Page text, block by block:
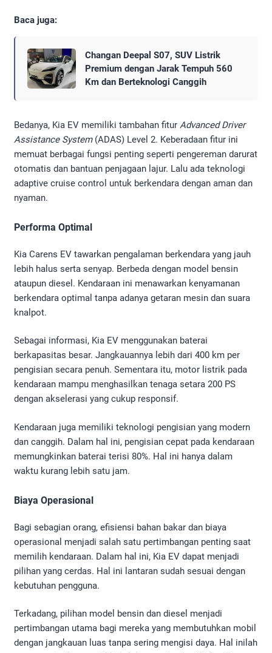
Baca juga:
Changan Deepal S07, SUV Listrik
Premium dengan Jarak Tempuh 560
Km dan Berteknologi Canggih
Bedanya, Kia EV memiliki tambahan fitur Advanced Driver
Assistance System (ADAS) Level 2. Keberadaan fitur ini
memuat berbagai fungsi penting seperti pengereman darurat
otomatis dan bantuan penjagaan lajur. Lalu ada teknologi
adaptive cruise control untuk berkendara dengan aman dan
nyaman.
Performa Optimal
Kia Carens EV tawarkan pengalaman berkendara yang jauh
lebih halus serta senyap. Berbeda dengan model bensin
ataupun diesel. Kendaraan ini menawarkan kenyamanan
berkendara optimal tanpa adanya getaran mesin dan suara
knalpot.
Sebagai informasi, Kia EV menggunakan baterai
berkapasitas besar. Jangkauannya lebih dari 400 km per
pengisian secara penuh. Sementara itu, motor listrik pada
kendaraan mampu menghasilkan tenaga setara 200 PS
dengan akselerasi yang cukup responsif.
Kendaraan juga memiliki teknologi pengisian yang modern
dan canggih. Dalam hal ini, pengisian cepat pada kendaraan
memungkinkan baterai terisi 80%. Hal ini hanya dalam
waktu kurang lebih satu jam.
Biaya Operasional
Bagi sebagian orang, efisiensi bahan bakar dan biaya
operasional menjadi salah satu pertimbangan penting saat
memilih kendaraan. Dalam hal ini, Kia EV dapat menjadi
pilihan yang cerdas. Hal ini lantaran sudah sesuai dengan
kebutuhan pengguna.
Terkadang, pilihan model bensin dan diesel menjadi
pertimbangan utama bagi mereka yang membutuhkan mobil
dengan jangkauan luas tanpa sering mengisi daya. Hal inilah